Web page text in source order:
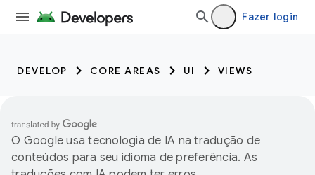
Fazer login
DEVELOP CORE AREAS UI VIEWS
O Google usa tecnologia de IA na tradução de
conteúdos para seu idioma de preferência. As